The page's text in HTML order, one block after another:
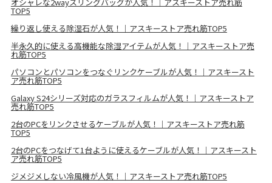
TOP5
繰り返し使える除湿石が人気！｜アスキーストア売れ筋TOP5
半永久的に使える高機能な除湿アイテムが人気！｜アスキーストア売
れ筋TOP5
パソコンとパソコンをつなぐリンクケーブルが人気！｜アスキースト
ア売れ筋TOP5
Galaxy S24シリーズ対応のガラスフィルムが人気！｜アスキーストア
売れ筋TOP5
2台のPCをリンクさせるケーブルが人気！｜アスキーストア売れ筋
TOP5
2台のPCをつなげて1台ように使えるケーブルが人気！｜アスキースト
ア売れ筋TOP5
ジメジメしない冷風機が人気！｜アスキーストア売れ筋TOP5